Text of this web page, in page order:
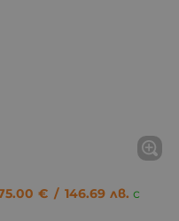
€ / 146.69 лв. с